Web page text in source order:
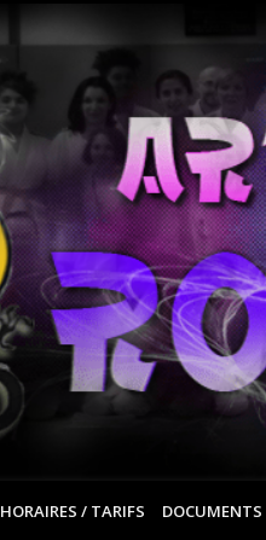
HORAIRES / TARIFS DOCUMENTS